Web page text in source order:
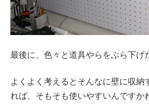
最後に、色々と道具やらをぶら下げ
よくよく考えるとそんなに壁に収納
れば、そもそも使いやすいんですか